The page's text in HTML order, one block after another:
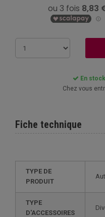
En
Chez vous
Fiche technique
TYPE DE
PRODUIT
TYPE
D'ACCESSOIRES